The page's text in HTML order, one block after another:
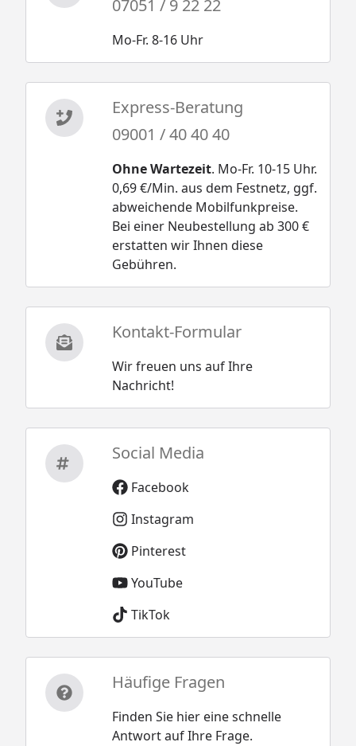
07051 / 9 22 22
Mo-Fr. 8-16 Uhr
Express-Beratung
09001 / 40 40 40
Ohne Wartezeit. Mo-Fr. 10-15 Uhr.
0,69 €/Min. aus dem Festnetz, ggf.
abweichende Mobilfunkpreise.
Bei einer Neubestellung ab 300 €
erstatten wir Ihnen diese
Gebühren.
Kontakt-Formular
Wir freuen uns auf Ihre
Nachricht!
Social Media
Facebook
Instagram
Pinterest
YouTube
TikTok
Häufige Fragen
Finden Sie hier eine schnelle
Antwort auf Ihre Frage.